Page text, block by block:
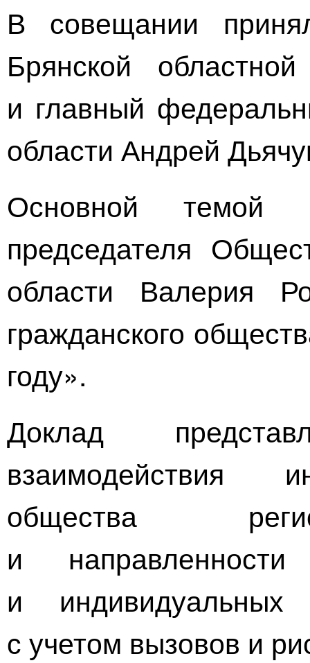
В совещании
Брянской
и главный
области Андрей
Основной темой
председателя
области Валерия
гражданского
году».
Доклад
взаимодействия
общества
и
и индивидуальных
с учетом вызовов и